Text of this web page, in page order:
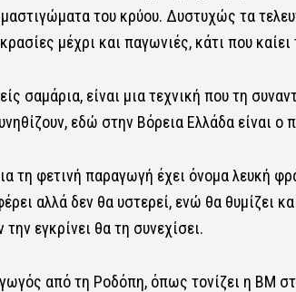
μαστιγώματα του κρύου. Δυστυχώς τα
μέχρι και παγωνιές, κάτι που
σαμάρια, είναι μια τεχνική που τη
εδώ στην Βόρεια Ελλάδα είναι
τη φετινή παραγωγή έχει όνομα λευκή
αλλά δεν θα υστερεί, ενώ θα θυμίζει
εγκρίνει θα τη συνεχίσει.
από τη Ροδόπη, όπως τονίζει η ΒΜ